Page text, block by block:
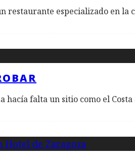
restaurante especializado en la
hacía falta un sitio como el Costa